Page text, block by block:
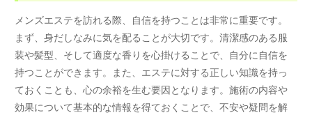
メンズエステを訪れる際、自信を持つことは非常に重要です。
まず、身だしなみに気を配ることが大切です。清潔感のある服
装や髪型、そして適度な香りを心掛けることで、自分に自信を
持つことができます。また、エステに対する正しい知識を持っ
ておくことも、心の余裕を生む要因となります。施術の内容や
効果について基本的な情報を得ておくことで、不安や疑問を解